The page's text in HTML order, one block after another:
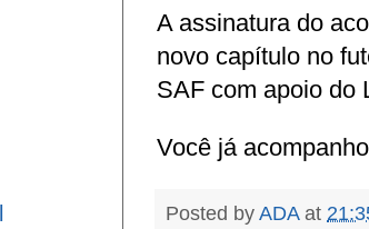
A assinatura do
novo capítulo no
SAF com apoio do
Você já
Posted by ADA at